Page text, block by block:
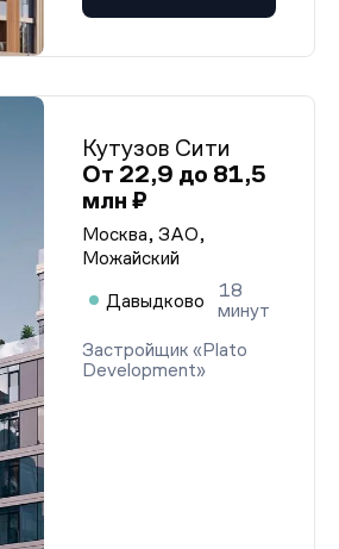
Кутузов Сити
От 22,9 до 81,5
млн ₽
Москва, ЗАО,
Можайский
Давыдково
18
минут
Застройщик «Plato
Development»